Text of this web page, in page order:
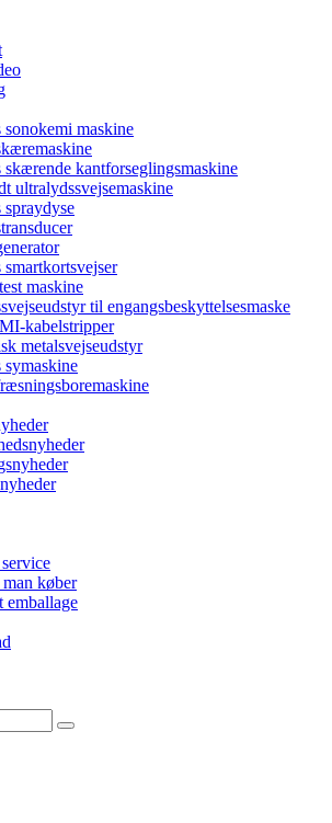
maskine
kantforseglingsmaskine
ultralydssvejsemaskine
maskine
til engangsbeskyttelsesmaske
kabelstripper
metalsvejseudstyr
køber
emballage